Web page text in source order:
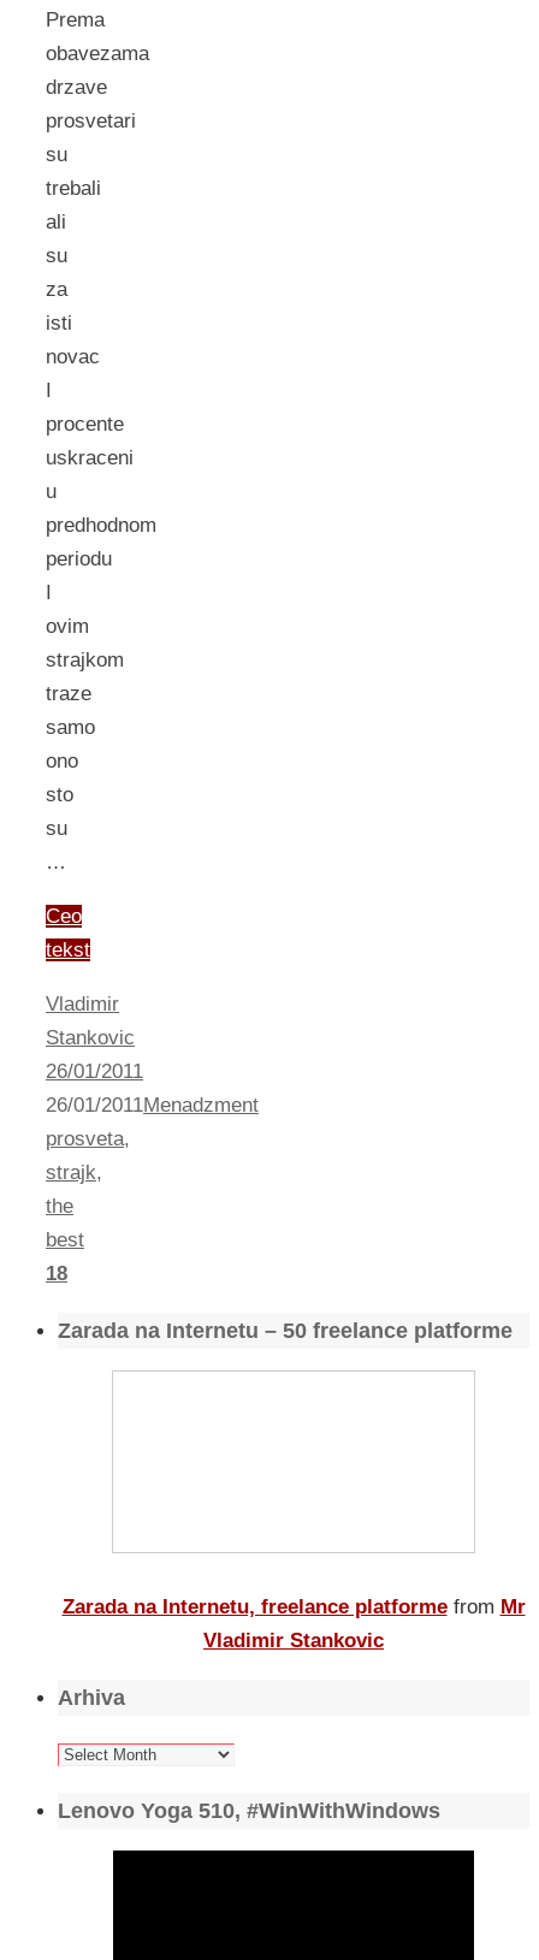
Prema
obavezama
drzave
prosvetari
su
trebali
ali
su
za
isti
novac
procente
uskraceni
u
predhodnom
periodu
ovim
strajkom
traze
samo
ono
sto
su
…
Ceo
tekst
Vladimir
Stankovic
26/01/2011
26/01/2011Menadzment
prosveta,
strajk,
the
best
18
Zarada na Internetu – 50 freelance platforme
Zarada na Internetu, freelance platforme from Mr
Vladimir Stankovic
Arhiva
Arhiva
Lenovo Yoga 510, #WinWithWindows